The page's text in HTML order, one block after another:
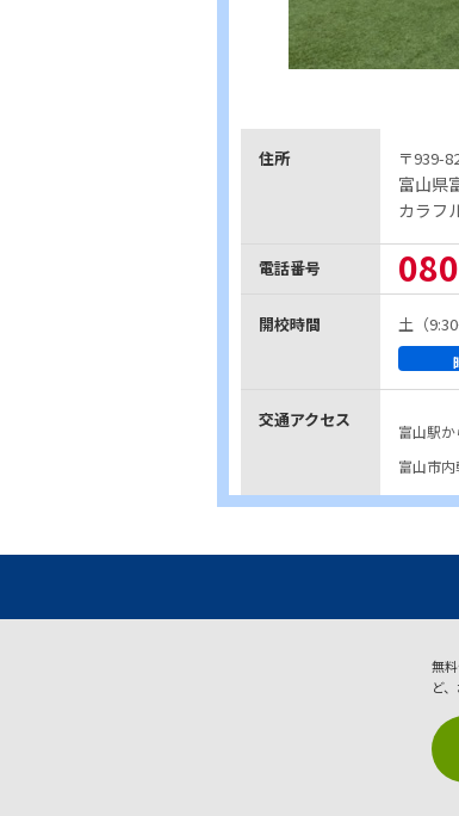
住所 〒939-
富山県
カラフ
電話番号
開校時間 土（
交通アクセス
富山駅
富山市
無
ど